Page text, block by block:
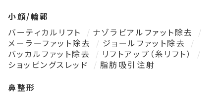
小顔/輪郭
バーティカルリフト
ナゾラビアルファット除去
メーラーファット除去
ジョールファット除去
バッカルファット除去
リフトアップ（糸リフト）
ショッピングスレッド
脂肪吸引注射
鼻整形